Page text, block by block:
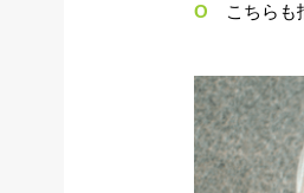
O
こちらも